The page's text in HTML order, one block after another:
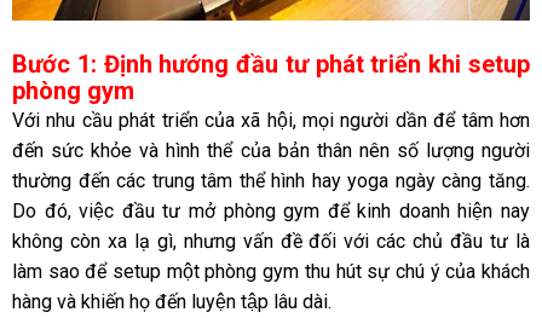
Bước 1: Định hướng đầu tư phát triển khi setup
phòng gym
Với nhu cầu phát triển của xã hội, mọi người dần để tâm hơn
đến sức khỏe và hình thể của bản thân nên số lượng người
thường đến các trung tâm thể hình hay yoga ngày càng tăng.
Do đó, việc đầu tư mở phòng gym để kinh doanh hiện nay
không còn xa lạ gì, nhưng vấn đề đối với các chủ đầu tư là
làm sao để setup một phòng gym thu hút sự chú ý của khách
hàng và khiến họ đến luyện tập lâu dài.